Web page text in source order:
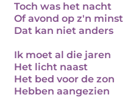
Toch was het nacht
Of avond op z'n minst
Dat kan niet anders
Ik moet al die jaren
Het licht naast
Het bed voor de zon
Hebben aangezien